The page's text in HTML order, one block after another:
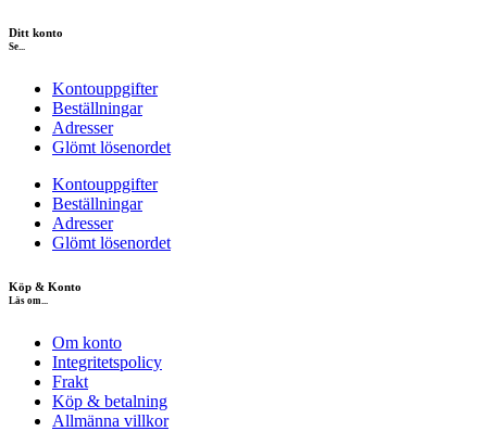
Ditt konto
Se...
Kontouppgifter
Beställningar
Adresser
Glömt lösenordet
Kontouppgifter
Beställningar
Adresser
Glömt lösenordet
Köp & Konto
Läs om...
Om konto
Integritetspolicy
Frakt
Köp & betalning
Allmänna villkor